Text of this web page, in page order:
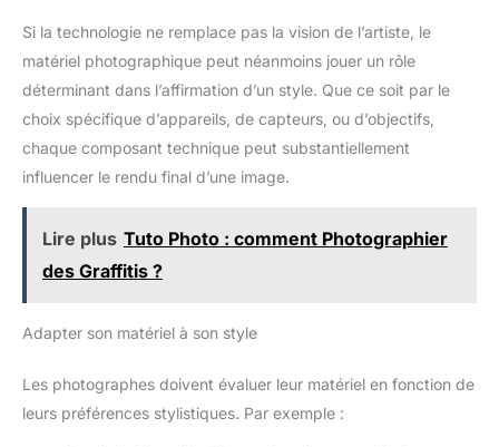
Si la technologie ne remplace pas la vision de l’artiste, le
matériel photographique peut néanmoins jouer un rôle
déterminant dans l’affirmation d’un style. Que ce soit par le
choix spécifique d’appareils, de capteurs, ou d’objectifs,
chaque composant technique peut substantiellement
influencer le rendu final d’une image.
Lire plus Tuto Photo : comment Photographier
des Graffitis ?
Adapter son matériel à son style
Les photographes doivent évaluer leur matériel en fonction de
leurs préférences stylistiques. Par exemple :